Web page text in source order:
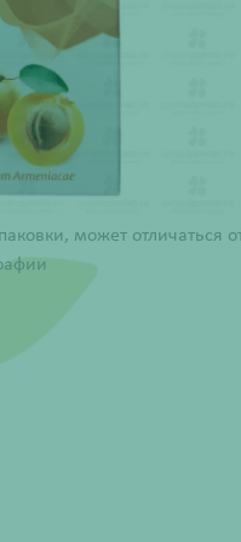
может отличаться